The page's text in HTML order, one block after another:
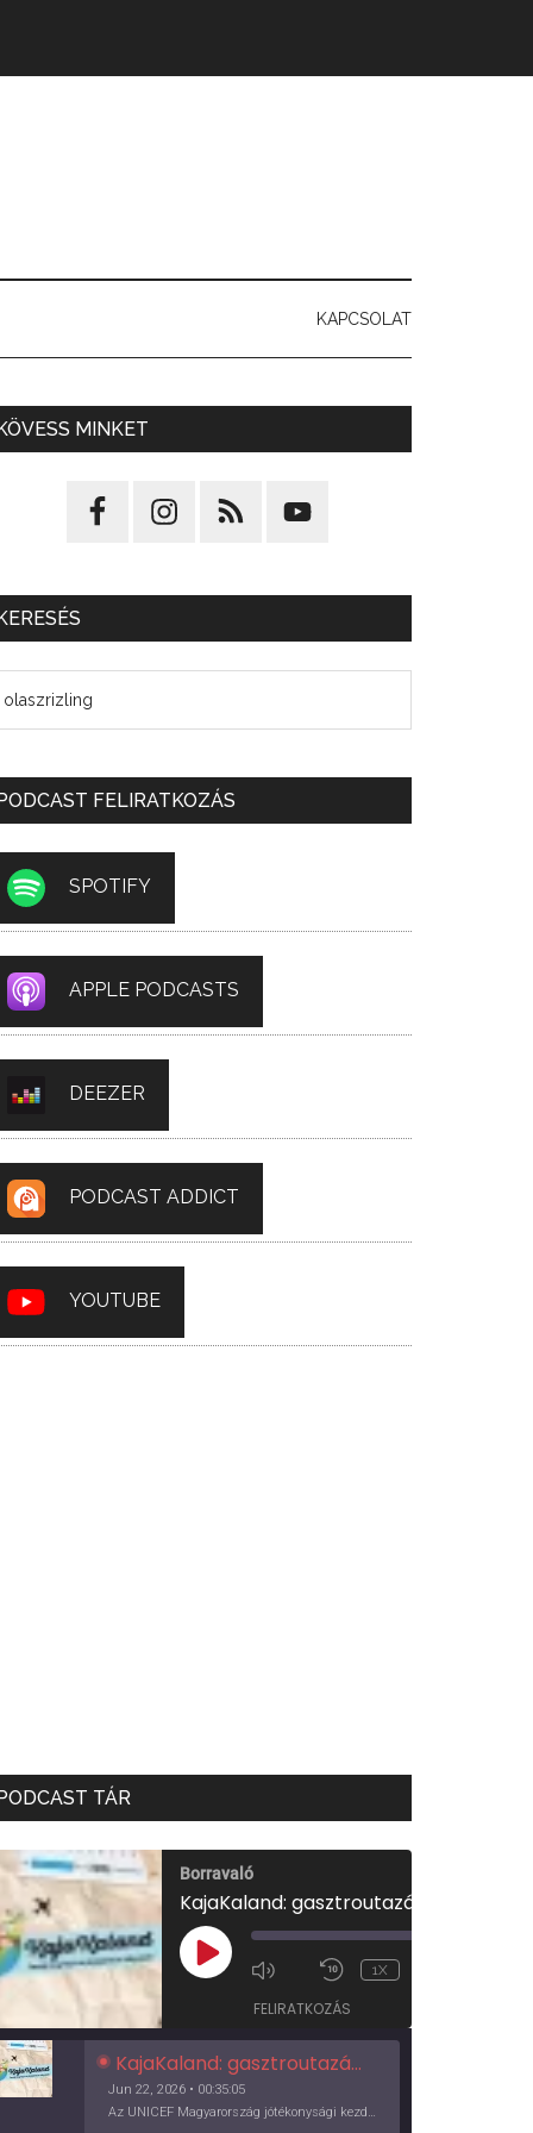
KAPCSOLAT
MINKET
FELIRATKOZÁS
SPOTIFY
APPLE PODCASTS
DEEZER
PODCAST ADDICT
YOUTUBE
TÁR
Borravaló
PLAY
EPISODE
1X
FELIRATKOZÁS
KajaKaland: gasztroutazás a föld körül
Jun 22, 2026 • 00:35:05
Az UNICEF Magyarország jótékonysági kezdeményezése izgalmas, egész éves világkörüli ízutazásra hív, igazi családi program és gasztroedukáció, illetve segítség a rászorulóknak is egyben.